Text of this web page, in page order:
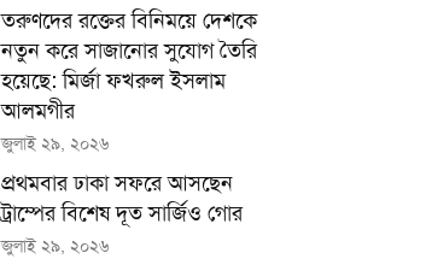
তরুণদের রক্তের বিনিময়ে দেশকে
নতুন করে সাজানোর সুযোগ তৈরি
হয়েছে: মির্জা ফখরুল ইসলাম
আলমগীর
জুলাই ২৯, ২০২৬
প্রথমবার ঢাকা সফরে আসছেন
ট্রাম্পের বিশেষ দূত সার্জিও গোর
জুলাই ২৯, ২০২৬